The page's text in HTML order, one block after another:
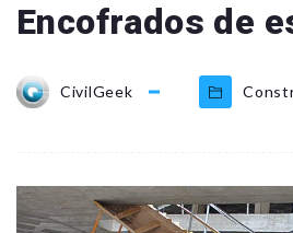
Encofrados de
CivilGeek